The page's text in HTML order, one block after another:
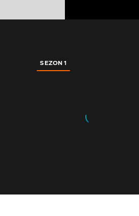
SEZON 1